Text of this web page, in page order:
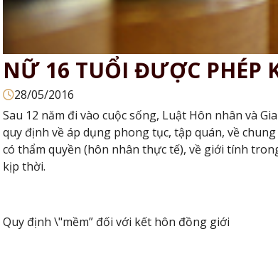
NỮ 16 TUỔI ĐƯỢC PHÉP
28/05/2016
Sau 12 năm đi vào cuộc sống, Luật Hôn nhân và
quy định về áp dụng phong tục, tập quán, về
có thẩm quyền (hôn nhân thực tế), về giới tính
kịp thời.
Quy định \"mềm” đối với kết hôn đồng giới